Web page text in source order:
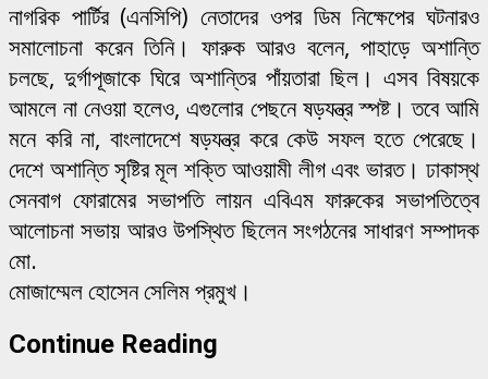
নাগরিক পার্টির (এনসিপি) নেতাদের ওপর ডিম নিক্ষেপের ঘটনারও
সমালোচনা করেন তিনি। ফারুক আরও বলেন, পাহাড়ে অশান্তি
চলছে, দুর্গাপূজাকে ঘিরে অশান্তির পাঁয়তারা ছিল। এসব বিষয়কে
আমলে না নেওয়া হলেও, এগুলোর পেছনে ষড়যন্ত্র স্পষ্ট। তবে আমি
মনে করি না, বাংলাদেশে ষড়যন্ত্র করে কেউ সফল হতে পেরেছে।
দেশে অশান্তি সৃষ্টির মূল শক্তি আওয়ামী লীগ এবং ভারত। ঢাকাস্থ
সেনবাগ ফোরামের সভাপতি লায়ন এবিএম ফারুকের সভাপতিত্বে
আলোচনা সভায় আরও উপস্থিত ছিলেন সংগঠনের সাধারণ সম্পাদক
মো.
মোজাম্মেল হোসেন সেলিম প্রমুখ।
Continue Reading